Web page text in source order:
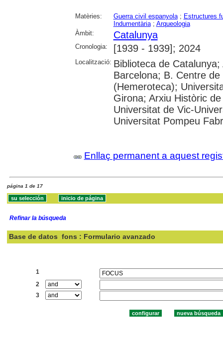
Matèries: Guerra civil espanyola; Estructures
Indumentària; Arqueologia
Àmbit:
Catalunya
Cronologia: [1939 - 1939]; 2024
Localització: Biblioteca de
Barcelona; B. Centre
(Hemeroteca);
Girona; Arxiu Històric
Universitat de Vic-
Universitat Pompeu
Enllaç permanent a aquest
página 1 de 17
Refinar la búsqueda
Base de datos fons : Formulario avanzado
1
2
3